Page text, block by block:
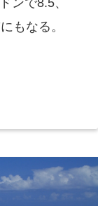
もなる。